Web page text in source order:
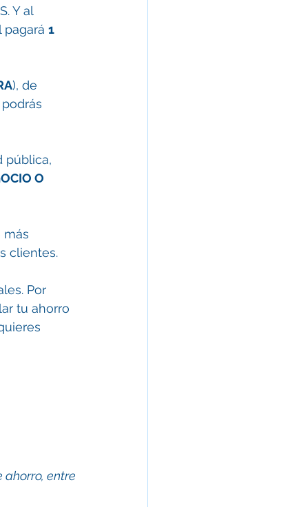
Y al
pagará 1
), de
pública,
O
más
clientes.
Por
tu ahorro
ahorro, entre